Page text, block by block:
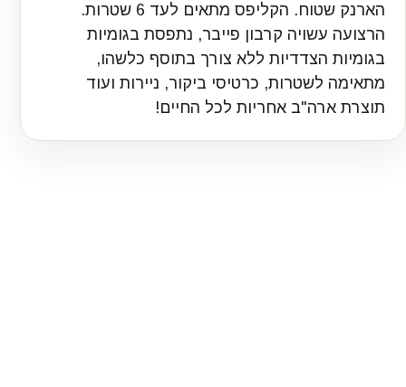
הארנק שטוח. הקליפס מתאים לעד 6 שטרות.
הרצועה עשויה קרבון פייבר, נתפסת בגומיות
בגומיות הצדדיות ללא צורך בתוסף כלשהו,
מתאימה לשטרות, כרטיסי ביקור, ניירות ועוד
תוצרת ארה"ב אחריות לכל החיים!